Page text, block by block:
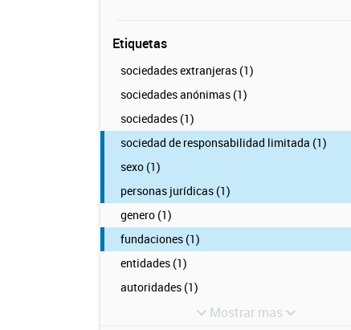
Etiquetas
sociedades extranjeras (1)
sociedades anónimas (1)
sociedades (1)
sociedad de responsabilidad limitada (1)
sexo (1)
personas jurídicas (1)
genero (1)
fundaciones (1)
entidades (1)
autoridades (1)
Mostrar mas